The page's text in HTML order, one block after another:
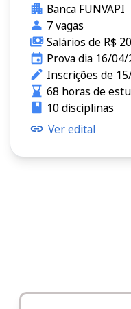
Banca FUNVAPI
7 vagas
Salários de R$
Prova dia 16/04/
Inscrições de
68 horas de
10 disciplinas
Ver edital